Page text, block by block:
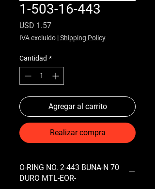
1-503-16-443
USD 1.57Precio
IVA excluido |Shipping Policy
Cantidad *
Agregar al carrito
Realizar compra
O-RING NO. 2-443 BUNA-N 70
DURO MTL-EOR-